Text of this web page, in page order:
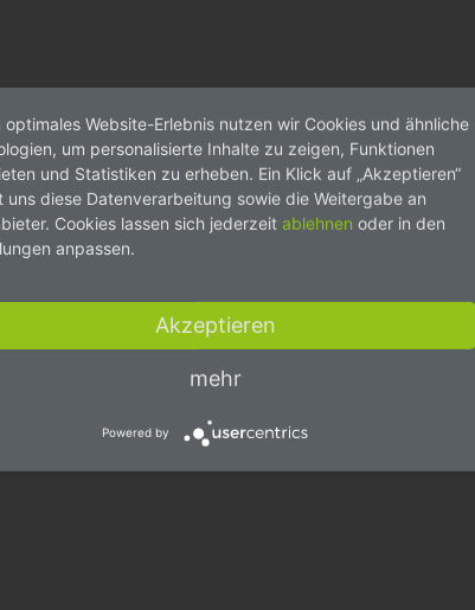
optimales Website-Erlebnis nutzen wir Cookies und ähnliche
um personalisierte Inhalte zu zeigen, Funktionen
und Statistiken zu erheben. Ein Klick auf „Akzeptieren“
uns diese Datenverarbeitung sowie die Weitergabe an
Cookies lassen sich jederzeit ablehnen oder in den
anpassen.
Akzeptieren
mehr
Powered by